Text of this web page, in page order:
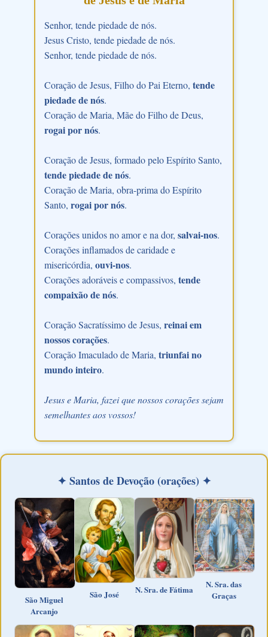
Senhor, tende piedade de nós.
Jesus Cristo, tende piedade de nós.
Senhor, tende piedade de nós.
Coração de Jesus, Filho do Pai Eterno, tende
piedade de nós.
Coração de Maria, Mãe do Filho de Deus,
rogai por nós.
Coração de Jesus, formado pelo Espírito Santo,
tende piedade de nós.
Coração de Maria, obra-prima do Espírito
Santo, rogai por nós.
Corações unidos no amor e na dor, salvai-nos.
Corações inflamados de caridade e
misericórdia, ouvi-nos.
Corações adoráveis e compassivos, tende
compaixão de nós.
Coração Sacratíssimo de Jesus, reinai em
nossos corações.
Coração Imaculado de Maria, triunfai no
mundo inteiro.
Jesus e Maria, fazei que nossos corações sejam
semelhantes aos vossos!
✦ Santos de Devoção (orações) ✦
São Miguel
Arcanjo
São José N. Sra. de Fátima
N. Sra. das
Graças